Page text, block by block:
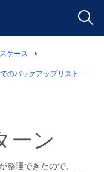
ケース
ックアップリストア運用例
ーン
整理できたので、